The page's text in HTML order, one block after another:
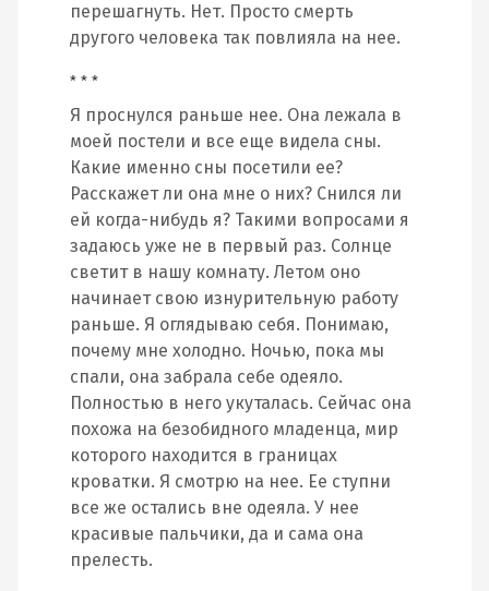
перешагнуть. Нет. Просто смерть
другого человека так повлияла на нее.
* * *
Я проснулся раньше нее. Она лежала в
моей постели и все еще видела сны.
Какие именно сны посетили ее?
Расскажет ли она мне о них? Снился ли
ей когда-нибудь я? Такими вопросами я
задаюсь уже не в первый раз. Солнце
светит в нашу комнату. Летом оно
начинает свою изнурительную работу
раньше. Я оглядываю себя. Понимаю,
почему мне холодно. Ночью, пока мы
спали, она забрала себе одеяло.
Полностью в него укуталась. Сейчас она
похожа на безобидного младенца, мир
которого находится в границах
кроватки. Я смотрю на нее. Ее ступни
все же остались вне одеяла. У нее
красивые пальчики, да и сама она
прелесть.